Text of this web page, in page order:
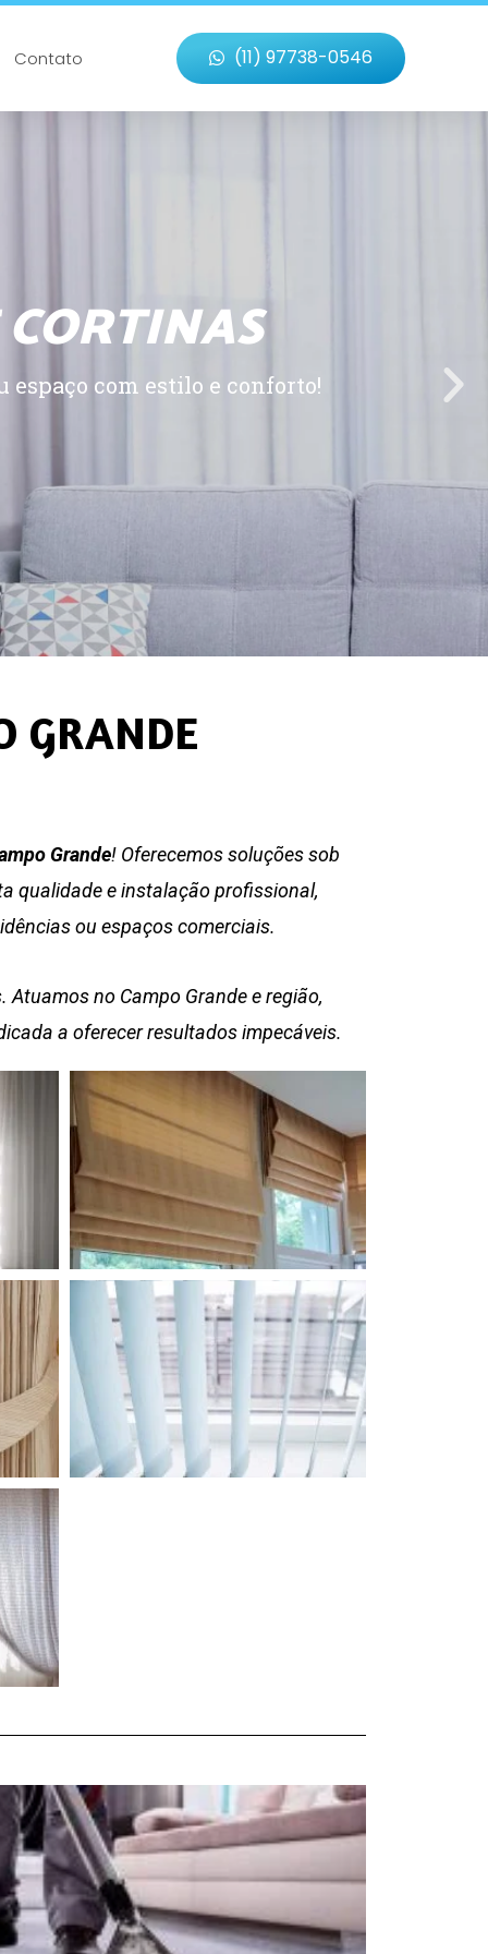
Contato (11) 97738-0546
espaço com estilo e conforto!
GRANDE
Grande! Oferecemos soluções sob
qualidade e instalação profissional,
ou espaços comerciais.
no Campo Grande e região,
a oferecer resultados impecáveis.